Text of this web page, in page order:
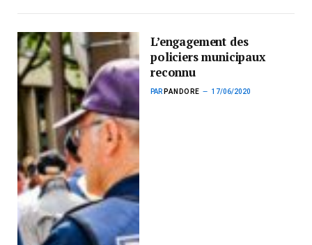
L’engagement des
policiers municipaux
reconnu
PAR PANDORE 17/06/2020